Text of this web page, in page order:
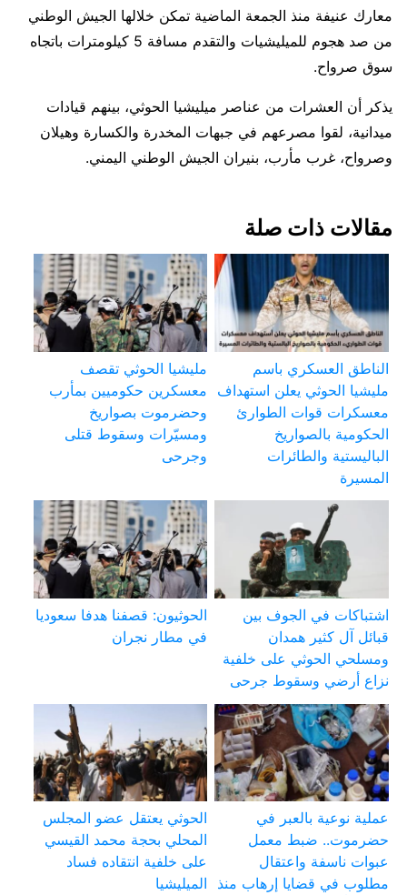
معارك عنيفة منذ الجمعة الماضية تمكن خلالها الجيش الوطني
من صد هجوم للميليشيات والتقدم مسافة 5 كيلومترات باتجاه
سوق صرواح.
يذكر أن العشرات من عناصر ميليشيا الحوثي، بينهم قيادات
ميدانية، لقوا مصرعهم في جبهات المخدرة والكسارة وهيلان
وصرواح، غرب مأرب، بنيران الجيش الوطني اليمني.
مقالات ذات صلة
الناطق العسكري باسم
مليشيا الحوثي يعلن استهداف
معسكرات قوات الطوارئ
الحكومية بالصواريخ
الباليستية والطائرات
المسيرة
مليشيا الحوثي تقصف
معسكرين حكوميين بمأرب
وحضرموت بصواريخ
ومسيّرات وسقوط قتلى
وجرحى
اشتباكات في الجوف بين
قبائل آل كثير همدان
ومسلحي الحوثي على خلفية
نزاع أرضي وسقوط جرحى
الحوثيون: قصفنا هدفا سعوديا
في مطار نجران
عملية نوعية بالعبر في
حضرموت.. ضبط معمل
عبوات ناسفة واعتقال
مطلوب في قضايا إرهاب منذ
الحوثي يعتقل عضو المجلس
المحلي بحجة محمد القيسي
على خلفية انتقاده فساد
الميليشيا